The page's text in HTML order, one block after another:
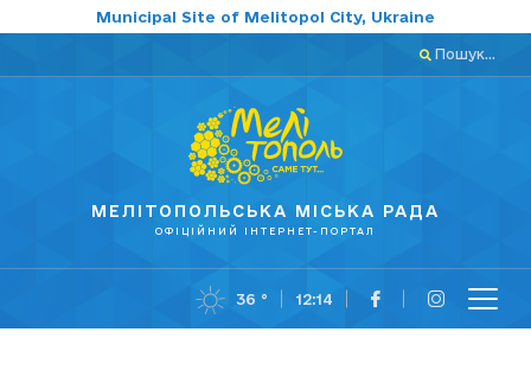
Municipal Site of Melitopol City, Ukraine
Пошук...
МЕЛІТОПОЛЬСЬКА МІСЬКА РАДА
ОФІЦІЙНИЙ ІНТЕРНЕТ-ПОРТАЛ
36 ° 12:14